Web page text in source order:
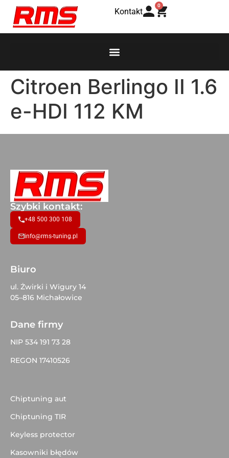
Kontakt
0
Citroen Berlingo II 1.6
e-HDI 112 KM
Szybki kontakt:
+48 500 300 108
info@rms-tuning.pl
Biuro
ul. Żwirki i Wigury 14
05–816 Michałowice
Dane firmy
NIP 534 191 73 28
REGON 17410526
Chiptuning aut
Chiptuning TIR
Keyless protector
Kasowniki błędów